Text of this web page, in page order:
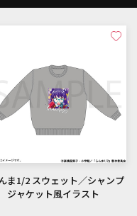
ま1/2 スウェット／シャンプ
ャケット風イラスト